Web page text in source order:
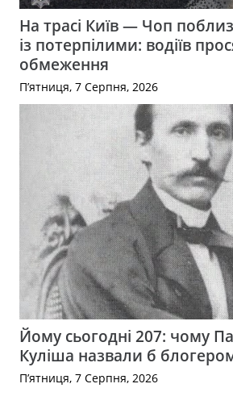
На трасі Київ — Чоп
із потерпілими: водіїв
обмеження
П’ятниця, 7 Серпня, 2026
Йому сьогодні 207: чому
Куліша назвали б блогером
П’ятниця, 7 Серпня, 2026